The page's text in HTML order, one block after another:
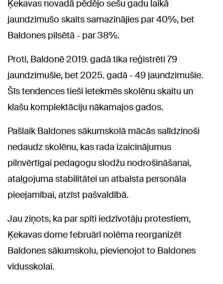
Ķekavas novadā pēdējo sešu gadu laikā
jaundzimušo skaits samazinājies par 40%, bet
Baldones pilsētā - par 38%.
Proti, Baldonē 2019. gadā tika reģistrēti 79
jaundzimušie, bet 2025. gadā - 49 jaundzimušie.
Šīs tendences tieši ietekmēs skolēnu skaitu un
klašu komplektāciju nākamajos gados.
Pašlaik Baldones sākumskolā mācās salīdzinoši
nedaudz skolēnu, kas rada izaicinājumus
pilnvērtīgai pedagogu slodžu nodrošināšanai,
atalgojuma stabilitātei un atbalsta personāla
pieejamībai, atzīst pašvaldībā.
Jau ziņots, ka par spīti iedzīvotāju protestiem,
Ķekavas dome februārī nolēma reorganizēt
Baldones sākumskolu, pievienojot to Baldones
vidusskolai.